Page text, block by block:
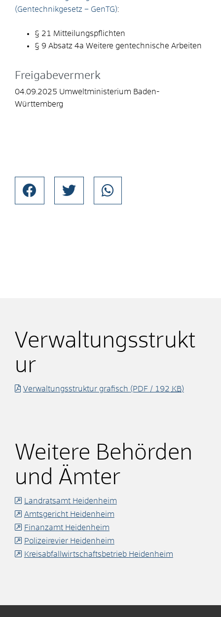
(Gentechnikgesetz – GenTG):
§ 21 Mitteilungspflichten
§ 9 Absatz 4a Weitere gentechnische Arbeiten
Freigabevermerk
04.09.2025 Umweltministerium Baden-
Württemberg
Verwaltungsstrukt
ur
Verwaltungsstruktur grafisch (PDF / 192 KB)
Weitere Behörden
und Ämter
Landratsamt Heidenheim
Amtsgericht Heidenheim
Finanzamt Heidenheim
Polizeirevier Heidenheim
Kreisabfallwirtschaftsbetrieb Heidenheim